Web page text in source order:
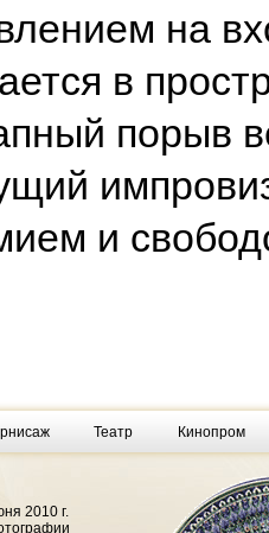
на
в
порыв
и
Театр Кинопром
2010 г.